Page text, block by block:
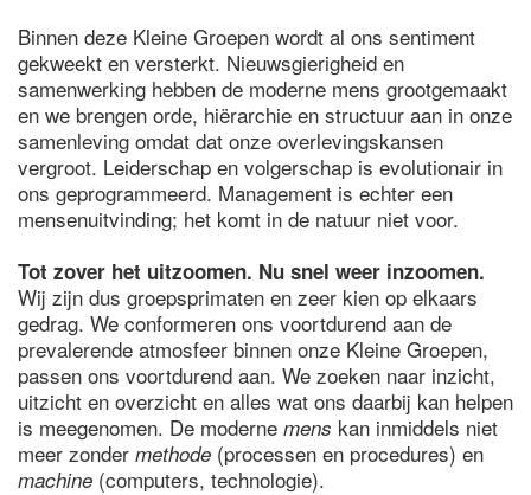
Binnen deze Kleine Groepen wordt al ons sentiment
gekweekt en versterkt. Nieuwsgierigheid en
samenwerking hebben de moderne mens grootgemaakt
en we brengen orde, hiërarchie en structuur aan in onze
samenleving omdat dat onze overlevingskansen
vergroot. Leiderschap en volgerschap is evolutionair in
ons geprogrammeerd. Management is echter een
mensenuitvinding; het komt in de natuur niet voor.
Tot zover het uitzoomen. Nu snel weer inzoomen.
Wij zijn dus groepsprimaten en zeer kien op elkaars
gedrag. We conformeren ons voortdurend aan de
prevalerende atmosfeer binnen onze Kleine Groepen,
passen ons voortdurend aan. We zoeken naar inzicht,
uitzicht en overzicht en alles wat ons daarbij kan helpen
is meegenomen. De moderne mens kan inmiddels niet
meer zonder methode (processen en procedures) en
machine (computers, technologie).